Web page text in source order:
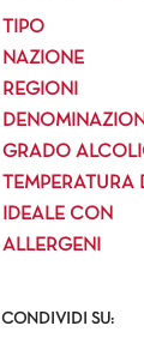
TIPO
NAZIONE
REGIONI
GRADO
TEMPERATURA
IDEALE CON
ALLERGENI
CONDIVIDI SU: